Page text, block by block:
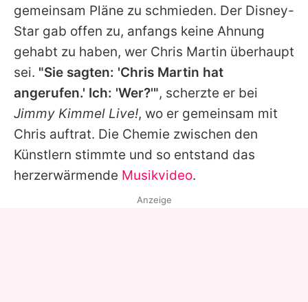
gemeinsam Pläne zu schmieden. Der Disney-
Star gab offen zu, anfangs keine Ahnung
gehabt zu haben, wer Chris Martin überhaupt
sei. "Sie sagten: 'Chris Martin hat
angerufen.' Ich: 'Wer?'", scherzte er bei
Jimmy Kimmel Live!, wo er gemeinsam mit
Chris auftrat. Die Chemie zwischen den
Künstlern stimmte und so entstand das
herzerwärmende Musikvideo.
Anzeige